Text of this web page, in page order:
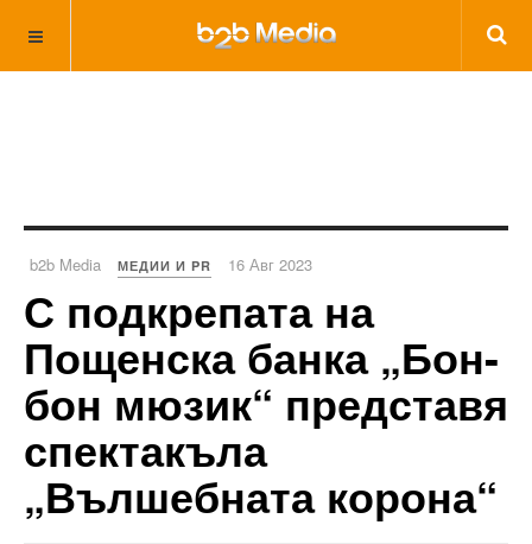
b2b Media МЕДИИ И PR 16 Авг 2023
С подкрепата на
Пощенска банка „Бон-
бон мюзик“ представя
спектакъла
„Вълшебната корона“